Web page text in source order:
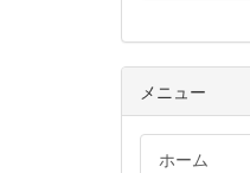
メニュー
ホーム